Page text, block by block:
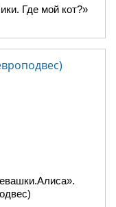
Где мой кот?»